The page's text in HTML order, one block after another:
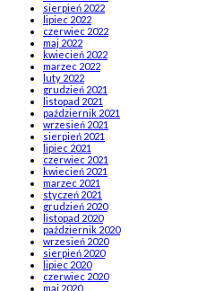
sierpień 2022
lipiec 2022
czerwiec 2022
maj 2022
kwiecień 2022
marzec 2022
luty 2022
grudzień 2021
listopad 2021
październik 2021
wrzesień 2021
sierpień 2021
lipiec 2021
czerwiec 2021
kwiecień 2021
marzec 2021
styczeń 2021
grudzień 2020
listopad 2020
październik 2020
wrzesień 2020
sierpień 2020
lipiec 2020
czerwiec 2020
maj 2020